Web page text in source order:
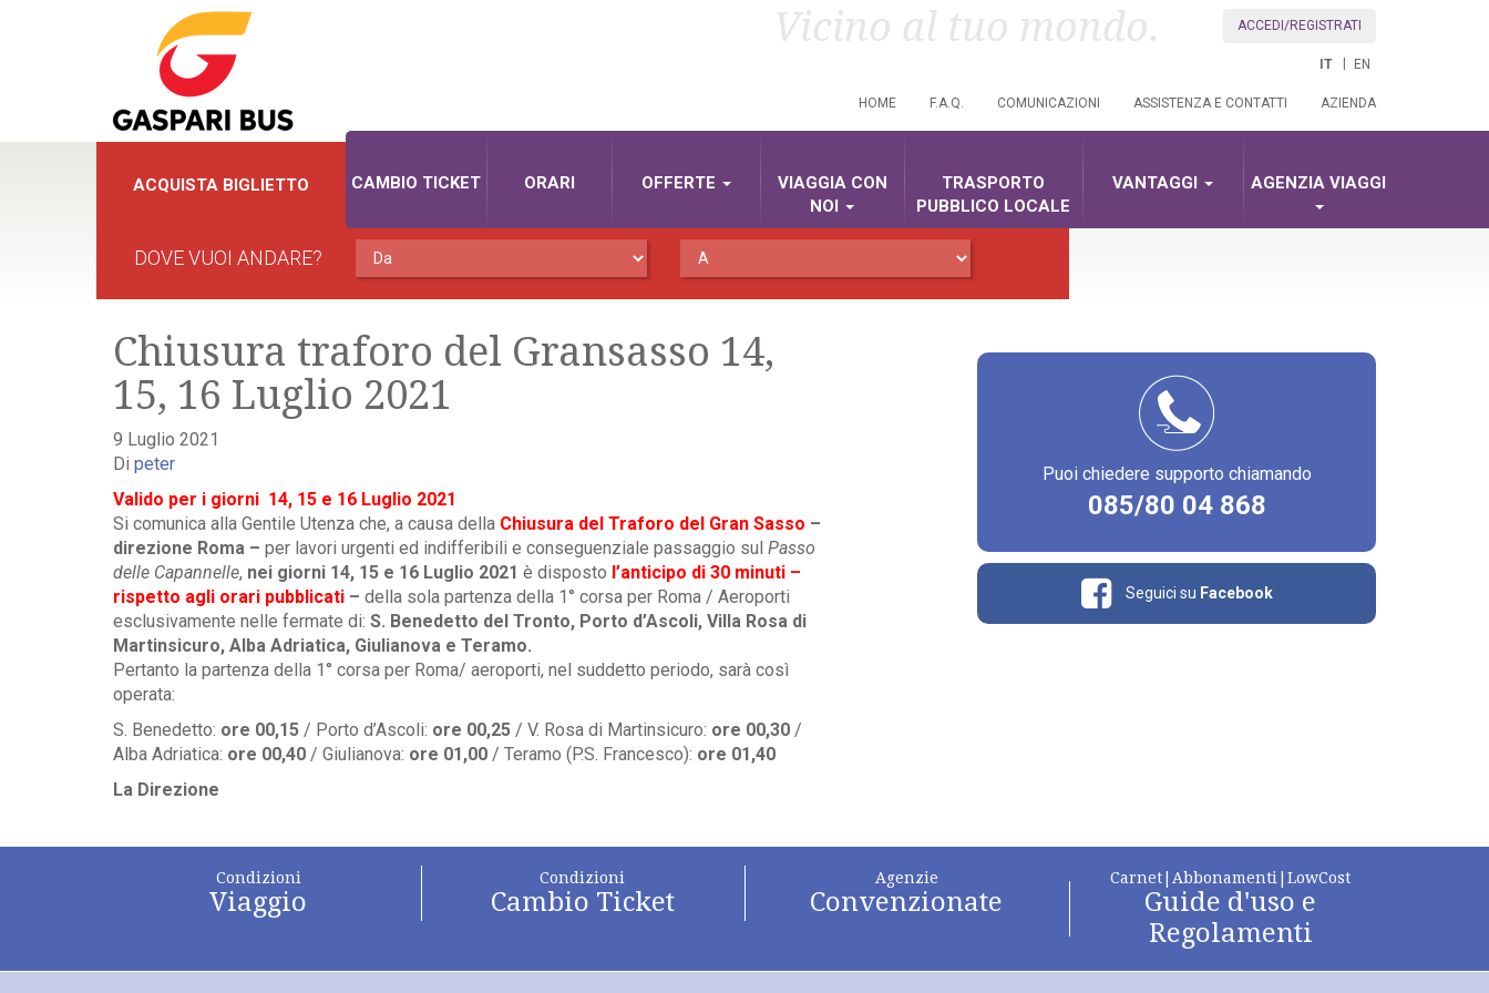
Vicino al tuo mondo. ACCEDI/REGISTRATI
IT EN
ACQUISTA BIGLIETTO CAMBIO TICKET ORARI OFFERTE
VIAGGIA CON
NOI
TRASPORTO
PUBBLICO LOCALE
VANTAGGI AGENZIA VIAGGI
HOME F.A.Q. COMUNICAZIONI ASSISTENZA E CONTATTI AZIENDA
DOVE VUOI ANDARE?
Chiusura traforo del Gransasso 14,
15, 16 Luglio 2021
9 Luglio 2021
Di peter
Valido per i giorni 14, 15 e 16 Luglio 2021
Si comunica alla Gentile Utenza che, a causa della Chiusura del Traforo del Gran Sasso –
direzione Roma – per lavori urgenti ed indifferibili e conseguenziale passaggio sul Passo
delle Capannelle, nei giorni 14, 15 e 16 Luglio 2021 è disposto l’anticipo di 30 minuti –
rispetto agli orari pubblicati – della sola partenza della 1° corsa per Roma / Aeroporti
esclusivamente nelle fermate di: S. Benedetto del Tronto, Porto d’Ascoli, Villa Rosa di
Martinsicuro, Alba Adriatica, Giulianova e Teramo.
Pertanto la partenza della 1° corsa per Roma/ aeroporti, nel suddetto periodo, sarà così
operata:
S. Benedetto: ore 00,15 / Porto d’Ascoli: ore 00,25 / V. Rosa di Martinsicuro: ore 00,30 /
Alba Adriatica: ore 00,40 / Giulianova: ore 01,00 / Teramo (P.S. Francesco): ore 01,40
La Direzione
Puoi chiedere supporto chiamando
085/80 04 868
Seguici su Facebook
Condizioni
Viaggio
Condizioni
Cambio Ticket
Agenzie
Convenzionate
Carnet|Abbonamenti|LowCost
Guide d'uso e
Regolamenti